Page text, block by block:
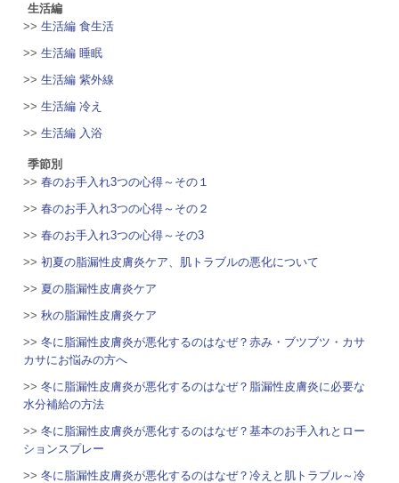
生活編
>>生活編 食生活
>>生活編 睡眠
>>生活編 紫外線
>>生活編 冷え
>>生活編 入浴
季節別
>>春のお手入れ3つの心得～その１
>>春のお手入れ3つの心得～その２
>>春のお手入れ3つの心得～その3
>>初夏の脂漏性皮膚炎ケア、肌トラブルの悪化について
>> 夏の脂漏性皮膚炎ケア
>>秋の脂漏性皮膚炎ケア
>>冬に脂漏性皮膚炎が悪化するのはなぜ？赤み・ブツブツ・カサ
カサにお悩みの方へ
>>冬に脂漏性皮膚炎が悪化するのはなぜ？脂漏性皮膚炎に必要な
水分補給の方法
>>冬に脂漏性皮膚炎が悪化するのはなぜ？基本のお手入れとロー
ションスプレー
>>冬に脂漏性皮膚炎が悪化するのはなぜ？冷えと肌トラブル～冷